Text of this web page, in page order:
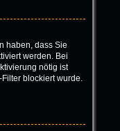
haben, dass Sie
werden. Bei
nötig ist
blockiert wurde.